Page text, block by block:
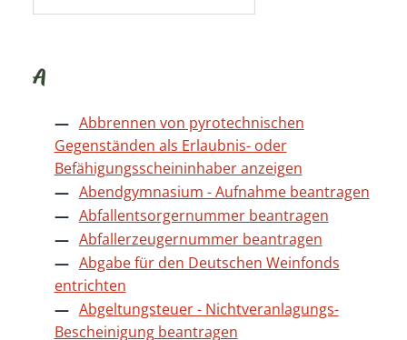
A
Abbrennen von pyrotechnischen
Gegenständen als Erlaubnis- oder
Befähigungsscheininhaber anzeigen
Abendgymnasium - Aufnahme beantragen
Abfallentsorgernummer beantragen
Abfallerzeugernummer beantragen
Abgabe für den Deutschen Weinfonds
entrichten
Abgeltungsteuer - Nichtveranlagungs-
Bescheinigung beantragen